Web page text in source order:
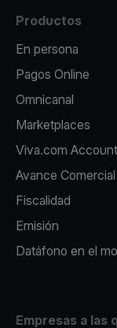
Productos
En persona
Pagos Online
Omnicanal
Marketplaces
Viva.com Account
Avance Comercial
Fiscalidad
Emisión
Datáfono en el
Empresas a las